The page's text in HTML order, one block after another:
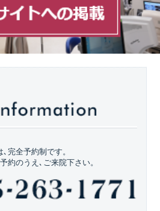
､完全予約制です。
約のうえ､ご来院下さい。